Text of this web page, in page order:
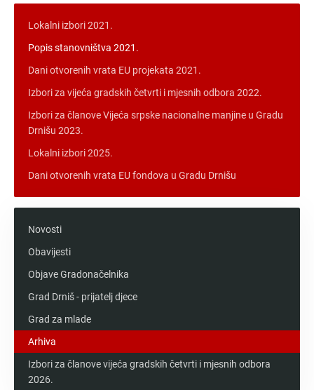
Lokalni izbori 2021.
Popis stanovništva 2021.
Dani otvorenih vrata EU projekata 2021.
Izbori za vijeća gradskih četvrti i mjesnih odbora 2022.
Izbori za članove Vijeća srpske nacionalne manjine u Gradu
Drnišu 2023.
Lokalni izbori 2025.
Dani otvorenih vrata EU fondova u Gradu Drnišu
Novosti
Obavijesti
Objave Gradonačelnika
Grad Drniš - prijatelj djece
Grad za mlade
Arhiva
Izbori za članove vijeća gradskih četvrti i mjesnih odbora
2026.